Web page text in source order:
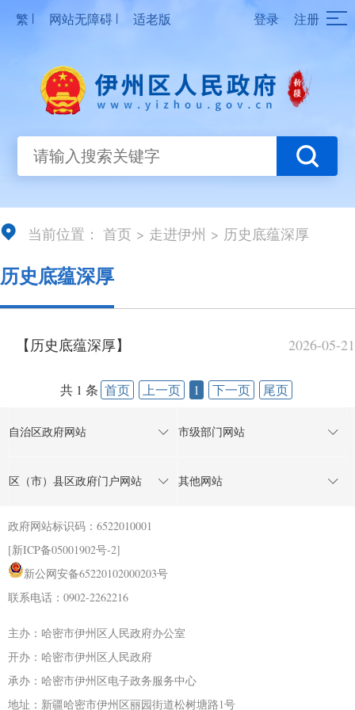
繁 | 网站无障碍 | 适老版 登录 注册
当前位置： 首页 > 走进伊州 > 历史底蕴深厚
历史底蕴深厚
2026-05-21
【历史底蕴深厚】
共 1 条 首页 上一页 1 下一页 尾页
自治区政府网站 市级部门网站
区（市）县区政府门户网站 其他网站
政府网站标识码：6522010001
[新ICP备05001902号-2]
新公网安备65220102000203号
联系电话：0902-2262216
主办：哈密市伊州区人民政府办公室
开办：哈密市伊州区人民政府
承办：哈密市伊州区电子政务服务中心
地址：新疆哈密市伊州区丽园街道松树塘路1号